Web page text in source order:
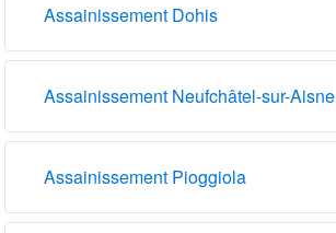
Assainissement Dohis
Assainissement Neufchâtel-sur-Aisne
Assainissement Pioggiola